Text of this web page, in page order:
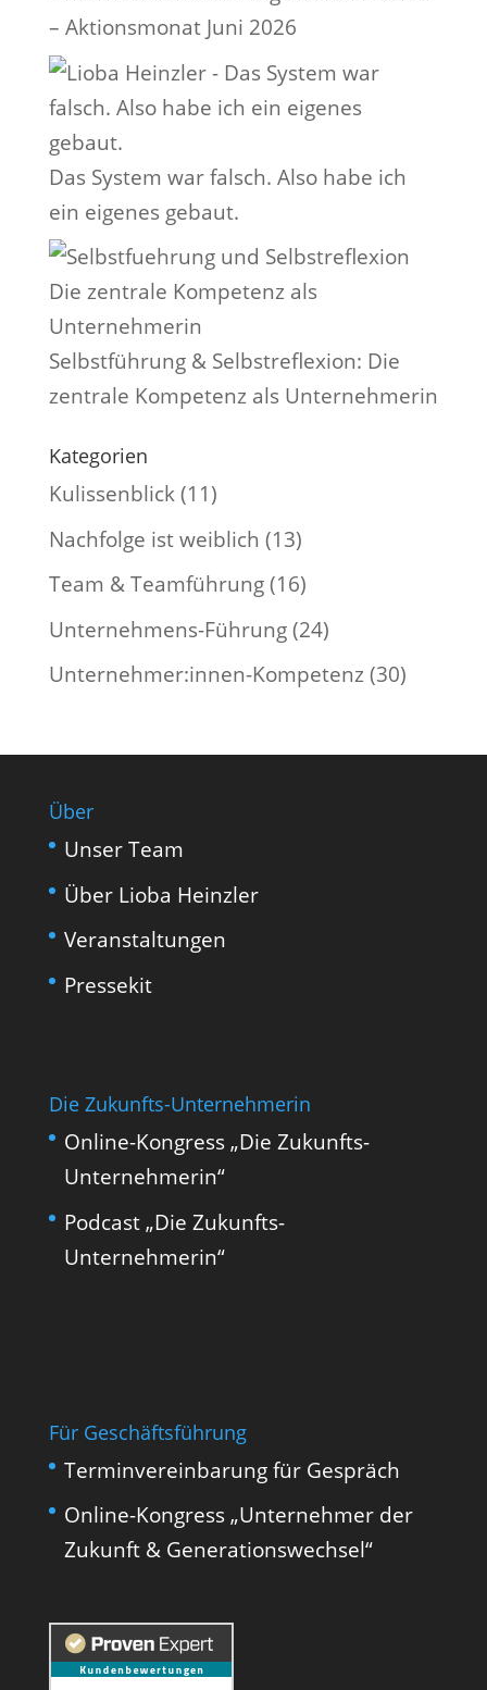
– Aktionsmonat Juni 2026
Das System war falsch. Also habe ich
ein eigenes gebaut.
Selbstführung & Selbstreflexion: Die
zentrale Kompetenz als Unternehmerin
Kategorien
Kulissenblick(11)
Nachfolge ist weiblich (13)
Team & Teamführung(16)
Unternehmens-Führung(24)
Unternehmer:innen-Kompetenz (30)
Über
Unser Team
Über Lioba Heinzler
Veranstaltungen
Pressekit
Die Zukunfts-Unternehmerin
Online-Kongress „Die Zukunfts-
Unternehmerin“
Podcast „Die Zukunfts-
Unternehmerin“
Für Geschäftsführung
Terminvereinbarung für Gespräch
Online-Kongress „Unternehmer der
Zukunft & Generationswechsel“